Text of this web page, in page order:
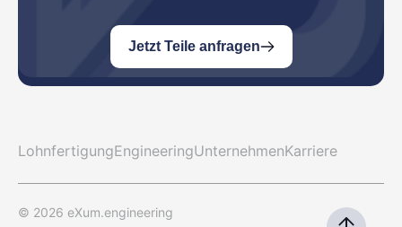
Jetzt Teile anfragen
LohnfertigungEngineeringUnternehmenKarriere
© 2026 eXum.engineering